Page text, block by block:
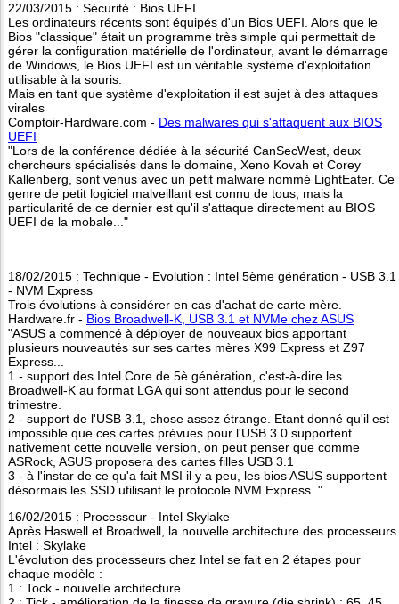
22/03/2015 : Sécurité : Bios UEFI
Les ordinateurs récents sont équipés d'un Bios UEFI. Alors que le
Bios "classique" était un programme très simple qui permettait de
gérer la configuration matérielle de l'ordinateur, avant le démarrage
de Windows, le Bios UEFI est un véritable système d'exploitation
utilisable à la souris.
Mais en tant que système d'exploitation il est sujet à des attaques
virales
Comptoir-Hardware.com - Des malwares qui s'attaquent aux BIOS
UEFI
"Lors de la conférence dédiée à la sécurité CanSecWest, deux
chercheurs spécialisés dans le domaine, Xeno Kovah et Corey
Kallenberg, sont venus avec un petit malware nommé LightEater. Ce
genre de petit logiciel malveillant est connu de tous, mais la
particularité de ce dernier est qu'il s'attaque directement au BIOS
UEFI de la mobale..."
18/02/2015 : Technique - Evolution : Intel 5ème génération - USB 3.1
- NVM Express
Trois évolutions à considérer en cas d'achat de carte mère.
Hardware.fr - Bios Broadwell-K, USB 3.1 et NVMe chez ASUS
"ASUS a commencé à déployer de nouveaux bios apportant
plusieurs nouveautés sur ses cartes mères X99 Express et Z97
Express...
1 - support des Intel Core de 5è génération, c'est-à-dire les
Broadwell-K au format LGA qui sont attendus pour le second
trimestre.
2 - support de l'USB 3.1, chose assez étrange. Etant donné qu'il est
impossible que ces cartes prévues pour l'USB 3.0 supportent
nativement cette nouvelle version, on peut penser que comme
ASRock, ASUS proposera des cartes filles USB 3.1
3 - à l'instar de ce qu'a fait MSI il y a peu, les bios ASUS supportent
désormais les SSD utilisant le protocole NVM Express.."
16/02/2015 : Processeur - Intel Skylake
Après Haswell et Broadwell, la nouvelle architecture des processeurs
Intel : Skylake
L'évolution des processeurs chez Intel se fait en 2 étapes pour
chaque modèle :
1 : Tock - nouvelle architecture